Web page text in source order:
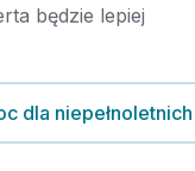
przez bodźce
będzie lepiej
dla niepełnoletnich